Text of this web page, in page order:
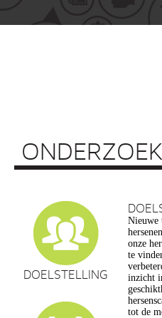
ONDERZOEK
DOELSTELLING
Nieuwe
onze
te
inzicht
tot de
vragen
en
een
de